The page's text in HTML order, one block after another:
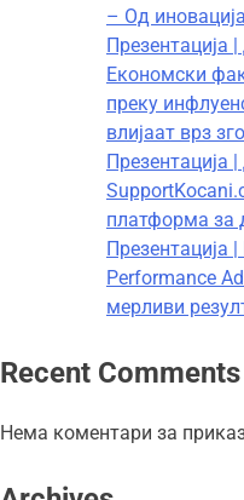
– Од
Презентација
Економски
преку
влијаат врз
Презентација
платформа за
Презентација
Performance
мерливи
Recent Comments
Нема коментари за